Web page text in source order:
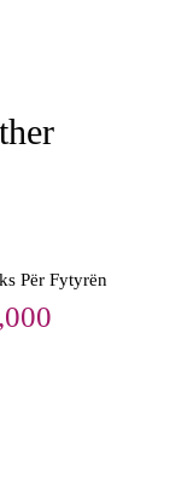
Për Fytyrën